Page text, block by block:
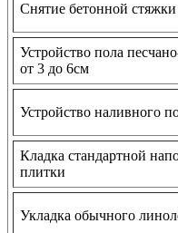
Снятие бетонной
Устройство пола
от 3 до 6см
Устройство наливного
Кладка стандартной
плитки
Укладка обычного